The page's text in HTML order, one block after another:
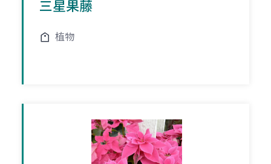
三星果藤
植物